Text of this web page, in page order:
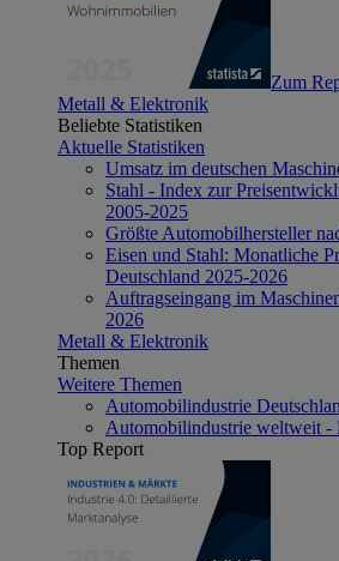
Zum
Metall & Elektronik
Beliebte Statistiken
Aktuelle Statistiken
Umsatz im deutschen
Stahl - Index zur
2005-2025
Größte Automobilhersteller
Eisen und Stahl: Monatliche
Deutschland 2025-2026
Auftragseingang im
2026
Metall & Elektronik
Themen
Weitere Themen
Automobilindustrie
Automobilindustrie weltweit -
Top Report